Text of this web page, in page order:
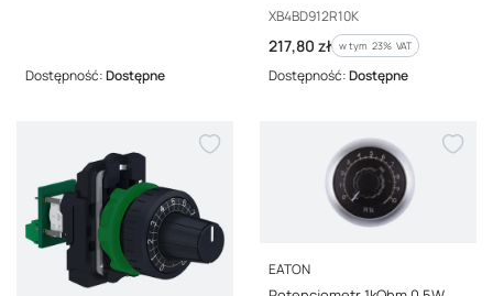
Dostępność:Dostępne
Kod producenta
XB4BD912R10K
Cena brutto
217,80 zł w tym %s VAT
w tym 23% VAT
Dostępność:Dostępne
PRODUCENT
EATON